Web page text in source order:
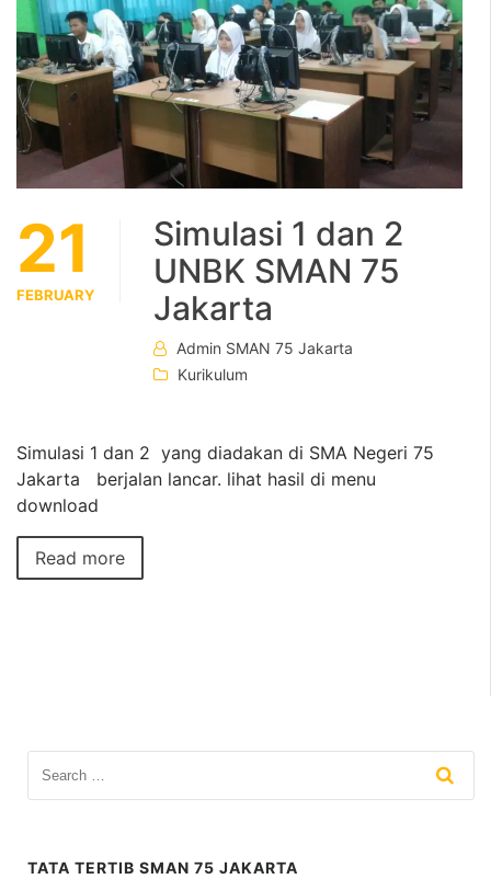
21
FEBRUARY
Simulasi 1 dan 2
UNBK SMAN 75
Jakarta
Admin SMAN 75 Jakarta
Kurikulum
Simulasi 1 dan 2 yang diadakan di SMA Negeri 75
Jakarta berjalan lancar. lihat hasil di menu
download
Read more
TATA TERTIB SMAN 75 JAKARTA